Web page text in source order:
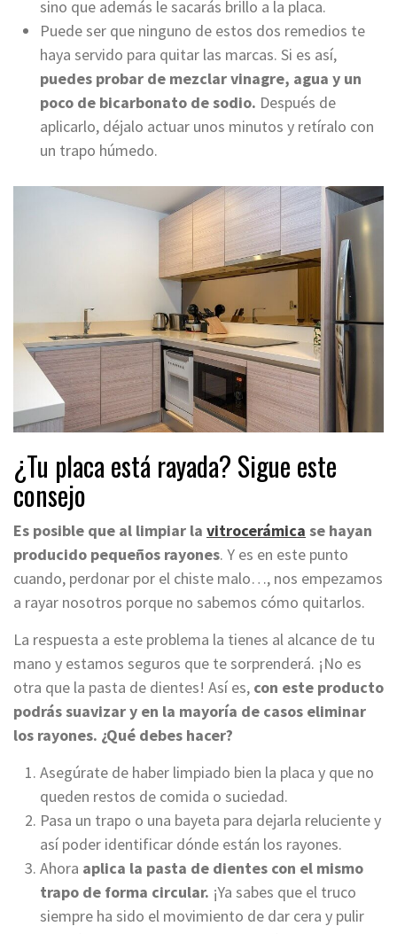
sino que además le sacarás brillo a la placa.
Puede ser que ninguno de estos dos remedios te
haya servido para quitar las marcas. Si es así,
puedes probar de mezclar vinagre, agua y un
poco de bicarbonato de sodio. Después de
aplicarlo, déjalo actuar unos minutos y retíralo con
un trapo húmedo.
¿Tu placa está rayada? Sigue este
consejo
Es posible que al limpiar la vitrocerámica se hayan
producido pequeños rayones. Y es en este punto
cuando, perdonar por el chiste malo…, nos empezamos
a rayar nosotros porque no sabemos cómo quitarlos.
La respuesta a este problema la tienes al alcance de tu
mano y estamos seguros que te sorprenderá. ¡No es
otra que la pasta de dientes! Así es, con este producto
podrás suavizar y en la mayoría de casos eliminar
los rayones. ¿Qué debes hacer?
Asegúrate de haber limpiado bien la placa y que no
queden restos de comida o suciedad.
Pasa un trapo o una bayeta para dejarla reluciente y
así poder identificar dónde están los rayones.
Ahora aplica la pasta de dientes con el mismo
trapo de forma circular. ¡Ya sabes que el truco
siempre ha sido el movimiento de dar cera y pulir